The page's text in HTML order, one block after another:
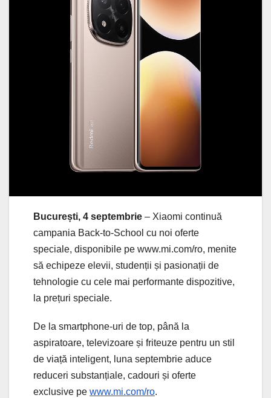
București, 4 septembrie – Xiaomi continuă
campania Back-to-School cu noi oferte
speciale, disponibile pe www.mi.com/ro, menite
să echipeze elevii, studenții și pasionații de
tehnologie cu cele mai performante dispozitive,
la prețuri speciale.
De la smartphone-uri de top, până la
aspiratoare, televizoare și friteuze pentru un stil
de viață inteligent, luna septembrie aduce
reduceri substanțiale, cadouri și oferte
exclusive pe www.mi.com/ro.